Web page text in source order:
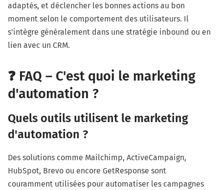
adaptés, et déclencher les bonnes actions au bon
moment selon le comportement des utilisateurs. Il
s'intègre généralement dans une stratégie inbound ou en
lien avec un CRM.
❓ FAQ – C'est quoi le marketing
d'automation ?
Quels outils utilisent le marketing
d'automation ?
Des solutions comme Mailchimp, ActiveCampaign,
HubSpot, Brevo ou encore GetResponse sont
couramment utilisées pour automatiser les campagnes